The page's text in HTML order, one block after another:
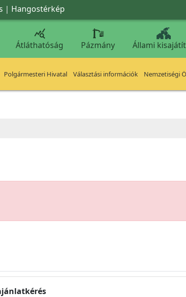
| Hangostérkép

Átláthatóság Pázmány Állami
Polgármesteri Hivatal Választási információk Nemzetiségi